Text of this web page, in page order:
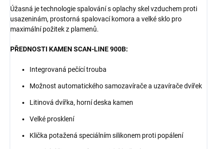
Úžasná je technologie spalování s oplachy skel vzduchem proti
usazeninám, prostorná spalovací komora a velké sklo pro
maximální požitek z plamenů.
PŘEDNOSTI KAMEN SCAN-LINE 900B:
Integrovaná pečící trouba
Možnost automatického samozavírače a uzavírače dvířek
Litinová dvířka, horní deska kamen
Velké prosklení
Klička potažená speciálním silikonem proti popálení